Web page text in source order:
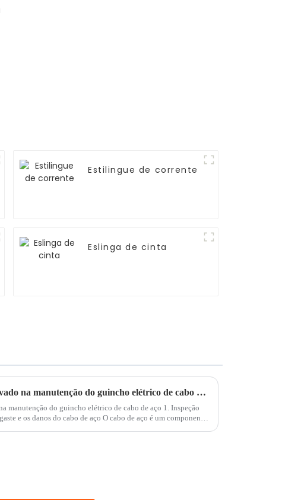
Estilingue de corrente
Eslinga de cinta
O que deve ser observado na manutenção do guincho elétrico de cabo de aço
manutenção do guincho elétrico de cabo de aço 1. Inspeção
e os danos do cabo de aço O cabo de aço é um componente